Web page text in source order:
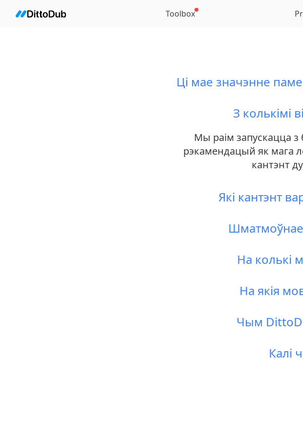
Toolbox
Ці мае значэнне
З колькімі
Мы раім запускацца з
рэкамендацый як мага
кантэнт
Які кантэнт
Шматмоўнае
На колькі
На якія
Чым
Калі